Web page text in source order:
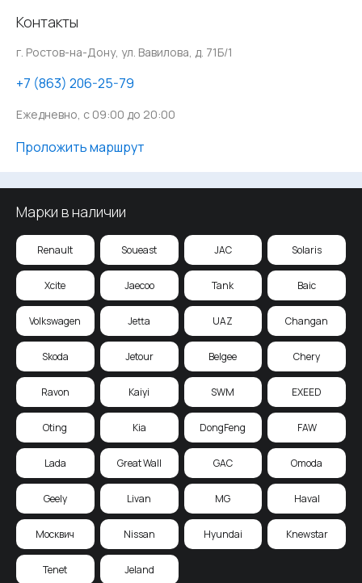
Контакты
г. Ростов-на-Дону, ул. Вавилова, д. 71Б/1
‪+7 (863) 206-25-79
Ежедневно, с 09:00 до 20:00
Проложить маршрут
Марки в наличии
Renault Soueast JAC Solaris
Xcite Jaecoo Tank Baic
Volkswagen Jetta UAZ Changan
Skoda Jetour Belgee Chery
Ravon Kaiyi SWM EXEED
Oting Kia DongFeng FAW
Lada Great Wall GAC Omoda
Geely Livan MG Haval
Москвич Nissan Hyundai Knewstar
Tenet Jeland